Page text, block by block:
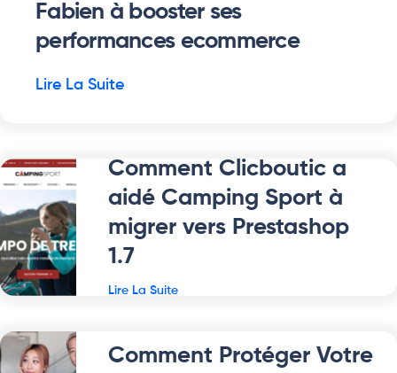
Fabien à booster ses
performances ecommerce
Lire La Suite
Comment Clicboutic a
aidé Camping Sport à
migrer vers Prestashop
1.7
Lire La Suite
Comment Protéger Votre